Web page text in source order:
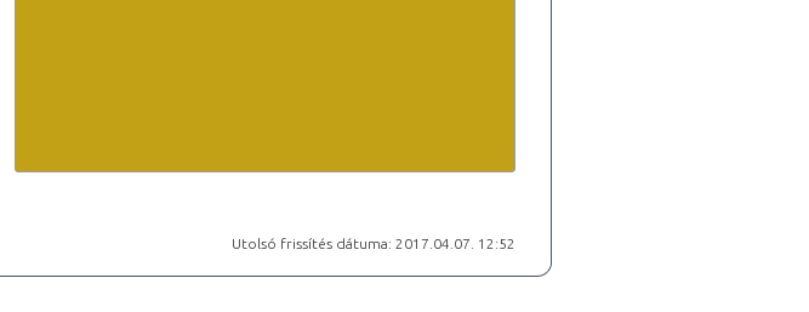
Utolsó frissítés dátuma: 2017.04.07. 12:52